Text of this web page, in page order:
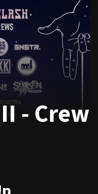
- Crew